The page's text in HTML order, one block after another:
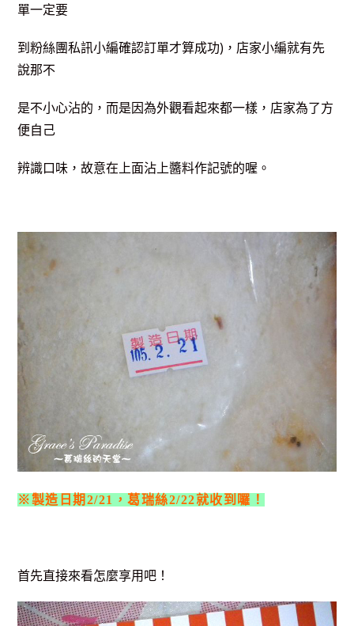
單一定要
到粉絲團私訊小編確認訂單才算成功)，店家小編就有先
說那不
是不小心沾的，而是因為外觀看起來都一樣，店家為了方
便自己
辨識口味，故意在上面沾上醬料作記號的喔。
※製造日期2/21，葛瑞絲2/22就收到囉！
首先直接來看怎麼享用吧！